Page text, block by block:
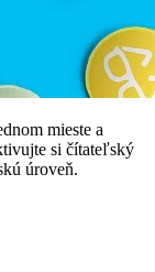
mieste a
si čítateľský
úroveň.